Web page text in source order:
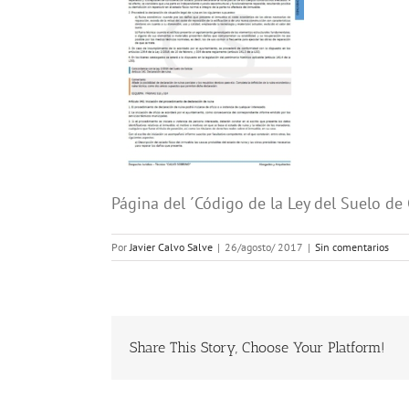
Página del ´Código de la Ley del Suelo de
PorJavier Calvo Salve | 26/agosto/ 2017 | Sin comentarios
Share This Story, Choose Your Platform!